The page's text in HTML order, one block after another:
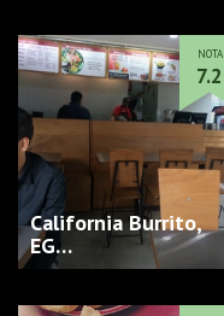
California Burrito,
EG…
NOTA
7.2